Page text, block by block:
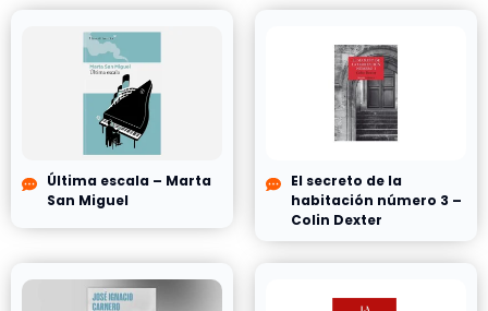
Última escala – Marta
San Miguel
El secreto de la
habitación número 3 –
Colin Dexter